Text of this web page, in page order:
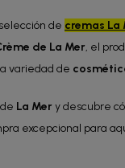
de cremas La
de La Mer, el
variedad de
La Mer y descubre
excepcional para